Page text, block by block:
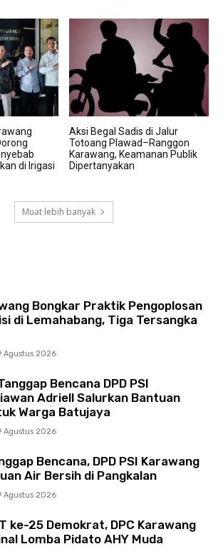
di Irigasi
Aksi Begal Sadis di Jalur
Totoang Plawad–Ranggon
Karawang, Keamanan Publik
Dipertanyakan
Muat lebih banyak
Bongkar Praktik Pengoplosan
di Lemahabang, Tiga Tersangka
Agustus 2026
Bencana DPD PSI
Adriell Salurkan Bantuan
Warga Batujaya
Agustus 2026
Bencana, DPD PSI Karawang
Air Bersih di Pangkalan
Agustus 2026
ke-25 Demokrat, DPC Karawang
Lomba Pidato AHY Muda